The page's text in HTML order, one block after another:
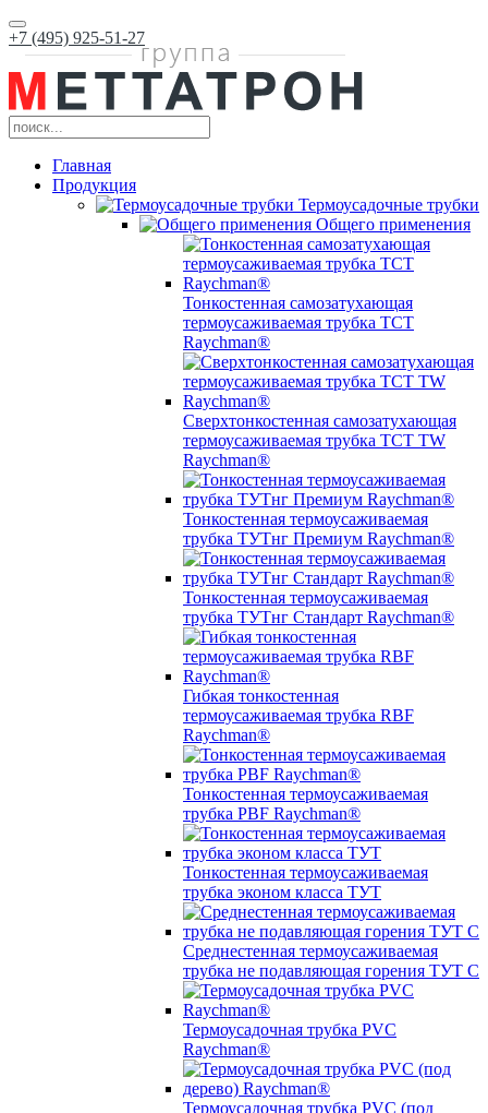
+7 (495) 925-51-27
Главная
Продукция
Термоусадочные трубки
Общего применения
Тонкостенная самозатухающая
термоусаживаемая трубка ТCT
Raychman®
Сверхтонкостенная самозатухающая
термоусаживаемая трубка ТCT TW
Raychman®
Тонкостенная термоусаживаемая
трубка ТУТнг Премиум Raychman®
Тонкостенная термоусаживаемая
трубка ТУТнг Стандарт Raychman®
Гибкая тонкостенная
термоусаживаемая трубка RBF
Raychman®
Тонкостенная термоусаживаемая
трубка PBF Raychman®
Тонкостенная термоусаживаемая
трубка эконом класса ТУТ
Среднестенная термоусаживаемая
трубка не подавляющая горения ТУТ С
Термоусадочная трубка PVC
Raychman®
Термоусадочная трубка PVC (под